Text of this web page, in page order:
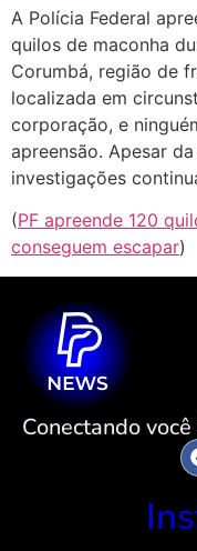
A Polícia Federal
quilos de maconha
Corumbá, região de
localizada em
corporação, e
apreensão. Apesar
investigações
(PF apreende 120
conseguem escapar)
Conectando